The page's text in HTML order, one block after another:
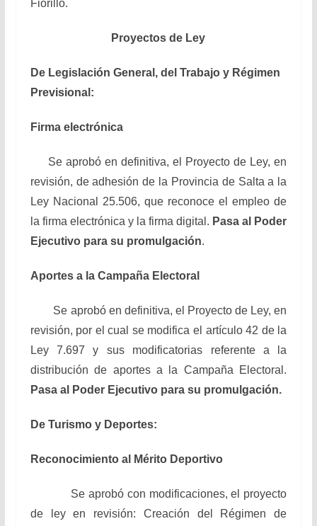
Fiorillo.
Proyectos de Ley
De Legislación General, del Trabajo y Régimen
Previsional:
Firma electrónica
Se aprobó en definitiva, el Proyecto de Ley, en
revisión, de adhesión de la Provincia de Salta a la
Ley Nacional 25.506, que reconoce el empleo de
la firma electrónica y la firma digital. Pasa al Poder
Ejecutivo para su promulgación.
Aportes a la Campaña Electoral
Se aprobó en definitiva, el Proyecto de Ley, en
revisión, por el cual se modifica el artículo 42 de la
Ley 7.697 y sus modificatorias referente a la
distribución de aportes a la Campaña Electoral.
Pasa al Poder Ejecutivo para su promulgación.
De Turismo y Deportes:
Reconocimiento al Mérito Deportivo
Se aprobó con modificaciones, el proyecto
de ley en revisión: Creación del Régimen de